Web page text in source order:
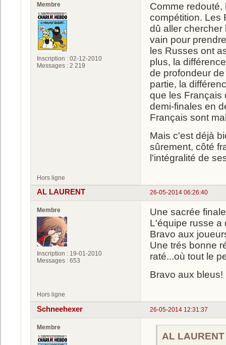
Membre
Inscription : 02-12-2010
Messages : 2 219
Comme redouté,
compétition. Les
dû aller chercher
vain pour
les Russes ont
plus, la
de profondeur
partie, la
que les Français
demi-finales en
Français sont
Mais c'est déjà
sûrement, côté
l'intégralité de
Hors ligne
26-05-2014 06:26:40
AL LAURENT
Membre
Inscription : 19-01-2010
Messages : 653
Une sacrée
L'équipe russe a
Bravo aux
Une trés bonne
raté...où tout le
Bravo aux bleus!
Hors ligne
26-05-2014 12:31:37
Schneehexer
Membre
AL